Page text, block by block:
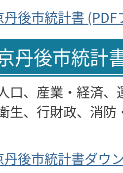
後市統計書
丹後市統計
口、産業・経済
生、行財政、消防
後市統計書ダウ